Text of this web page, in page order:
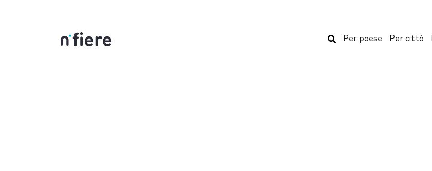
Cerca
Per paese Per città